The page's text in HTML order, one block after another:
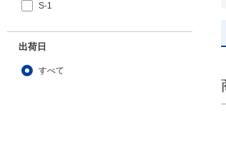
S-1
出荷日
すべて